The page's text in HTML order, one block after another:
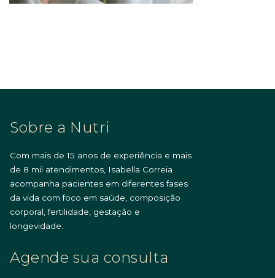
Sobre a Nutri
Com mais de 15 anos de experiência e mais
de 8 mil atendimentos, Isabella Correia
acompanha pacientes em diferentes fases
da vida com foco em saúde, composição
corporal, fertilidade, gestação e
longevidade.
Agende sua consulta